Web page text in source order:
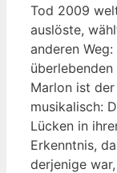
Tod 2009
auslöste,
anderen
Marlon ist
musikalisch:
Lücken in
Erkenntnis,
derjenige